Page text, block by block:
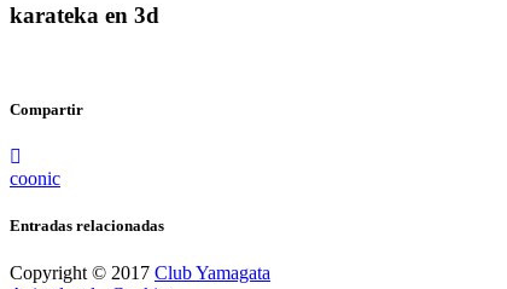
karateka en 3d
Compartir
coonic
Entradas relacionadas
Copyright © 2017 Club Yamagata